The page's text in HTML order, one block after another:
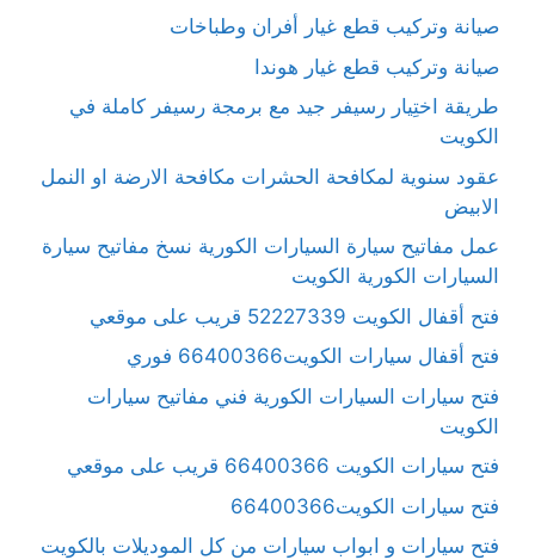
صيانة وتركيب قطع غيار أفران وطباخات
صيانة وتركيب قطع غيار هوندا
طريقة اختِيار رسيفر جيد مع برمجة رسيفر كاملة في
الكويت
عقود سنوية لمكافحة الحشرات مكافحة الارضة او النمل
الابيض
عمل مفاتيح سيارة السيارات الكورية نسخ مفاتيح سيارة
السيارات الكورية الكويت
فتح أقفال الكويت 52227339 قريب على موقعي
فتح أقفال سيارات الكويت66400366 فوري
فتح سيارات السيارات الكورية فني مفاتيح سيارات
الكويت
فتح سيارات الكويت 66400366 قريب على موقعي
فتح سيارات الكويت66400366
فتح سيارات و ابواب سيارات من كل الموديلات بالكويت